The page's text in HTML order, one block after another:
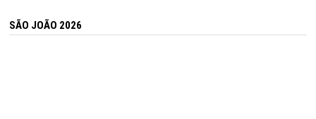
SÃO JOÃO 2026